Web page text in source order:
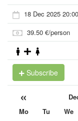
18 Dec 2025 20:00
39.50 €/person
Subscribe
«
Mo Tu We